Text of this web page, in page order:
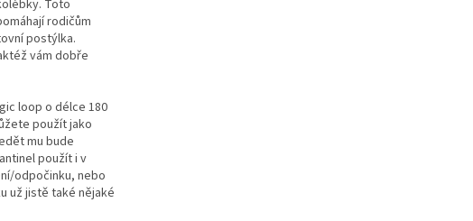
Toto
rodičům
postýlka.
vám dobře
loop o délce 180
použít jako
mu bude
použít i v
odpočinku, nebo
už jistě také nějaké